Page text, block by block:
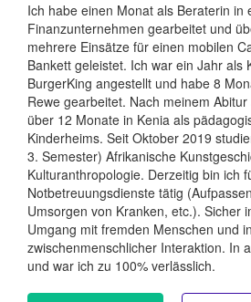
Ich habe einen Monat als Beraterin in
Finanzunternehmen gearbeitet und
mehrere Einsätze für einen mobilen
Bankett geleistet. Ich war ein Jahr als
BurgerKing angestellt und habe 8
Rewe gearbeitet. Nach meinem
über 12 Monate in Kenia als
Kinderheims. Seit Oktober 2019
3. Semester) Afrikanische
Kulturanthropologie. Derzeitig bin ich
Notbetreuungsdienste tätig
Umsorgen von Kranken, etc.). Sicher
Umgang mit fremden Menschen und
zwischenmenschlicher Interaktion. In
und war ich zu 100% verlässlich.